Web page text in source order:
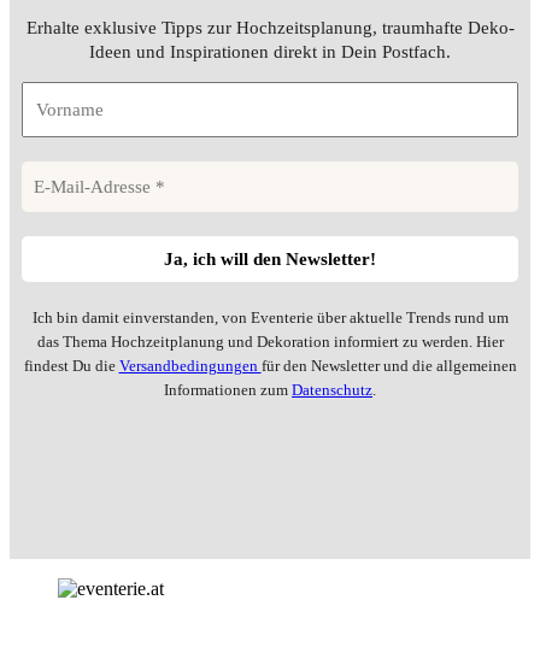
Erhalte exklusive Tipps zur Hochzeitsplanung, traumhafte Deko-
Ideen und Inspirationen direkt in Dein Postfach.
Ich bin damit einverstanden, von Eventerie über aktuelle Trends rund um
das Thema Hochzeitplanung und Dekoration informiert zu werden. Hier
findest Du die Versandbedingungen für den Newsletter und die allgemeinen
Informationen zum Datenschutz